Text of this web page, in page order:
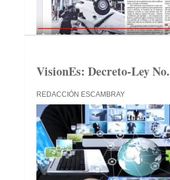
VisionEs: Decreto-Ley
REDACCIÓN ESCAMBRAY